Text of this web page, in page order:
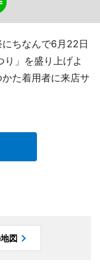
ちなんで6月22日
り」を盛り上げよ
た着用者に来店サ
図